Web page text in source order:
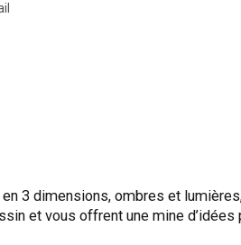
3 dimensions, ombres et
et vous offrent une mine